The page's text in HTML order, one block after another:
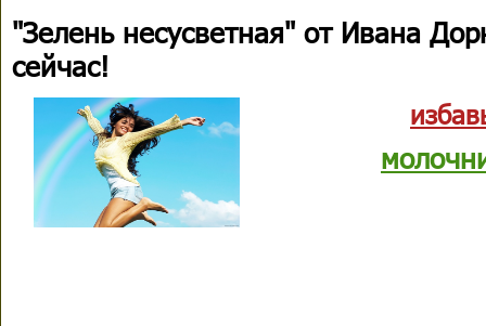
"Зелень несусветная" от Ивана
сейчас!